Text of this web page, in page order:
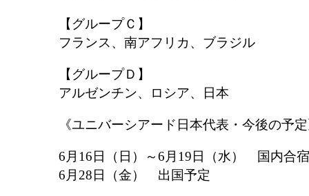
【グループＣ】
フランス、南アフリカ、ブラジル
【グループＤ】
アルゼンチン、ロシア、日本
《ユニバーシアード日本代表・今後の予
6月16日（日）～6月19日（水） 国内合
6月28日（金） 出国予定